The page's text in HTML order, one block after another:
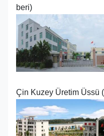
beri)
Çin Kuzey Üretim Üssü